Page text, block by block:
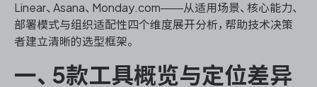
Linear、Asana、Monday.com——从适用场景、核心能力、
部署模式与组织适配性四个维度展开分析，帮助技术决策
者建立清晰的选型框架。
一、5款工具概览与定位差异